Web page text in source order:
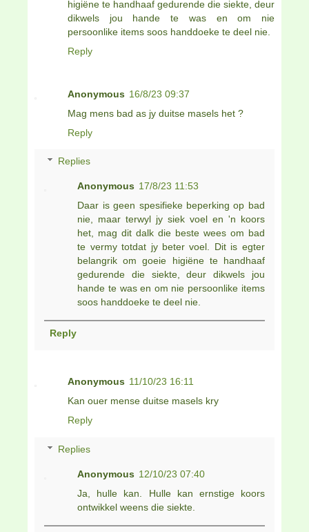
higiëne te handhaaf gedurende die siekte, deur
dikwels jou hande te was en om nie
persoonlike items soos handdoeke te deel nie.
Reply
Anonymous 16/8/23 09:37
Mag mens bad as jy duitse masels het ?
Reply
Replies
Anonymous 17/8/23 11:53
Daar is geen spesifieke beperking op bad
nie, maar terwyl jy siek voel en 'n koors
het, mag dit dalk die beste wees om bad
te vermy totdat jy beter voel. Dit is egter
belangrik om goeie higiëne te handhaaf
gedurende die siekte, deur dikwels jou
hande te was en om nie persoonlike items
soos handdoeke te deel nie.
Reply
Anonymous 11/10/23 16:11
Kan ouer mense duitse masels kry
Reply
Replies
Anonymous 12/10/23 07:40
Ja, hulle kan. Hulle kan ernstige koors
ontwikkel weens die siekte.